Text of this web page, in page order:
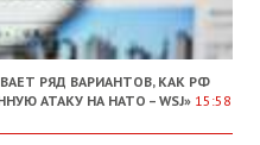
РЯД ВАРИАНТОВ, КАК РФ
АТАКУ НА НАТО – WSJ» 15:58